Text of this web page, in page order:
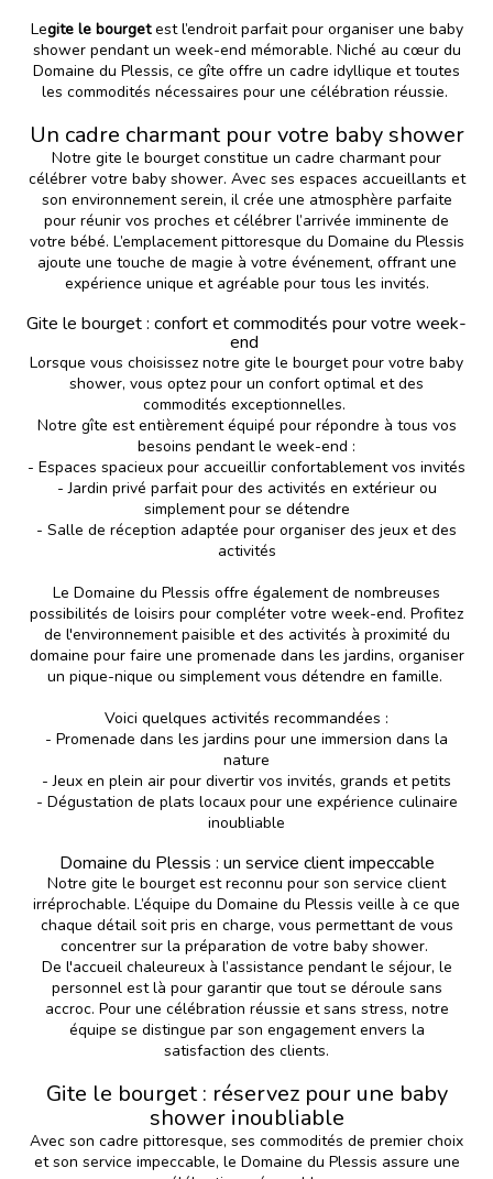
Legite le bourgetest l’endroit parfait pour organiser une baby
shower pendant un week-end mémorable. Niché au cœur du
Domaine du Plessis, ce gîte offre un cadre idyllique et toutes
les commodités nécessaires pour une célébration réussie.
Un cadre charmant pour votre baby shower
Notre gite le bourget constitue un cadre charmant pour
célébrer votre baby shower. Avec ses espaces accueillants et
son environnement serein, il crée une atmosphère parfaite
pour réunir vos proches et célébrer l’arrivée imminente de
votre bébé. L’emplacement pittoresque du Domaine du Plessis
ajoute une touche de magie à votre événement, offrant une
expérience unique et agréable pour tous les invités.
Gite le bourget : confort et commodités pour votre week-
end
Lorsque vous choisissez notre gite le bourget pour votre baby
shower, vous optez pour un confort optimal et des
commodités exceptionnelles.
Notre gîte est entièrement équipé pour répondre à tous vos
besoins pendant le week-end :
- Espaces spacieux pour accueillir confortablement vos invités
- Jardin privé parfait pour des activités en extérieur ou
simplement pour se détendre
- Salle de réception adaptée pour organiser des jeux et des
activités
Le Domaine du Plessis offre également de nombreuses
possibilités de loisirs pour compléter votre week-end. Profitez
de l'environnement paisible et des activités à proximité du
domaine pour faire une promenade dans les jardins, organiser
un pique-nique ou simplement vous détendre en famille.
Voici quelques activités recommandées :
- Promenade dans les jardins pour une immersion dans la
nature
- Jeux en plein air pour divertir vos invités, grands et petits
- Dégustation de plats locaux pour une expérience culinaire
inoubliable
Domaine du Plessis : un service client impeccable
Notre gite le bourget est reconnu pour son service client
irréprochable. L’équipe du Domaine du Plessis veille à ce que
chaque détail soit pris en charge, vous permettant de vous
concentrer sur la préparation de votre baby shower.
De l'accueil chaleureux à l’assistance pendant le séjour, le
personnel est là pour garantir que tout se déroule sans
accroc. Pour une célébration réussie et sans stress, notre
équipe se distingue par son engagement envers la
satisfaction des clients.
Gite le bourget : réservez pour une baby
shower inoubliable
Avec son cadre pittoresque, ses commodités de premier choix
et son service impeccable, le Domaine du Plessis assure une